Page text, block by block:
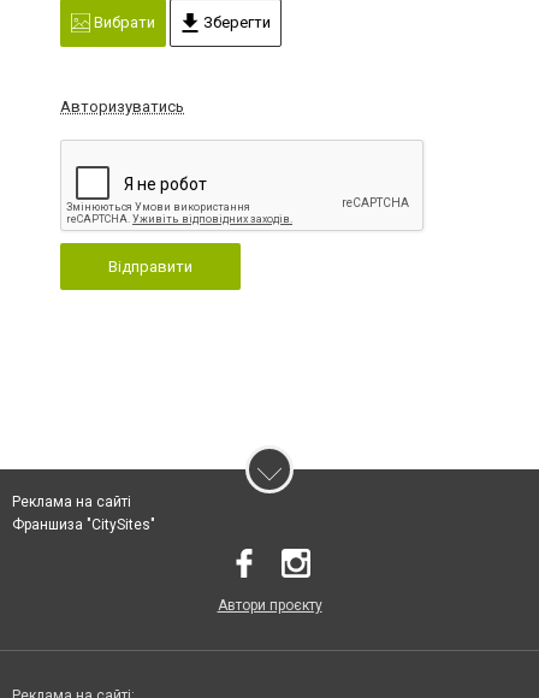
Вибрати
Зберегти
Авторизуватись
Відправити
Реклама на сайті
Франшиза "CitySites"
Автори проєкту